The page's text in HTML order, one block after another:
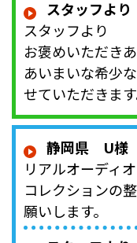
スタッフより
スタッフより
お褒めいただき
あいまいな希少
せていただきます
静岡県 U様
リアルオーディ
コレクションの
願いします。